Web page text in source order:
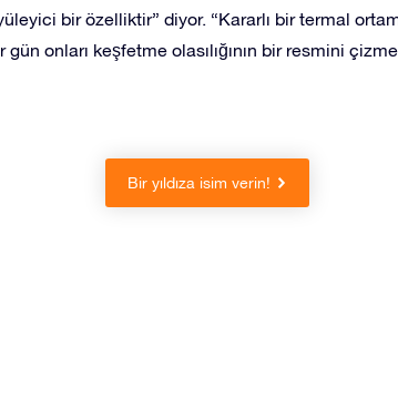
bir özelliktir” diyor. “Kararlı bir termal
onları keşfetme olasılığının bir resmini
Bir yıldıza isim verin!